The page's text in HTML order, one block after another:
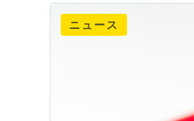
ニュース